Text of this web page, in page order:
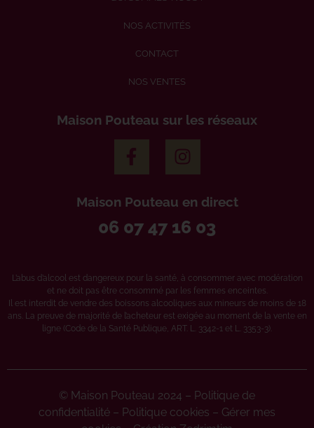
NOS ACTIVITÉS
CONTACT
NOS VENTES
Maison Pouteau sur les réseaux
Maison Pouteau en direct
06 07 47 16 03
L’abus d’alcool est dangereux pour la santé, à consommer avec modération
et ne doit pas être consommé par les femmes enceintes.
Il est interdit de vendre des boissons alcooliques aux mineurs de moins de 18
ans. La preuve de majorité de l’acheteur est exigée au moment de la vente en
ligne (Code de la Santé Publique, ART. L. 3342-1 et L. 3353-3).
© Maison Pouteau 2024 – Politique de
confidentialité– Politique cookies – Gérer mes